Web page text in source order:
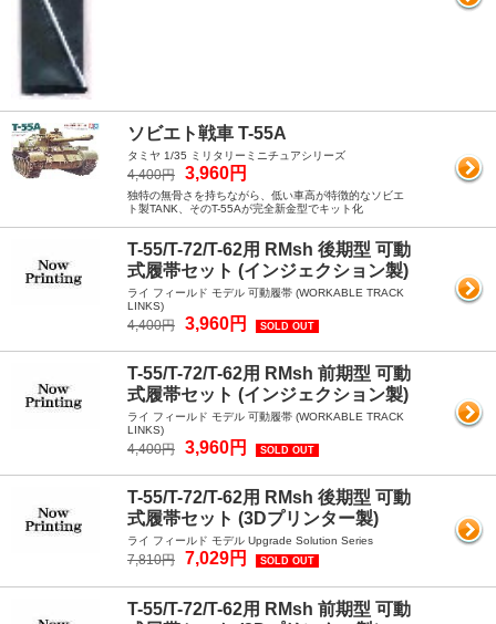
ソビエト戦車 T-55A
タミヤ 1/35 ミリタリーミニチュアシリーズ
4,400円 3,960円
独特の無骨さを持ちながら、低い車高が特徴的なソビエ
ト製TANK、そのT-55Aが完全新金型でキット化
T-55/T-72/T-62用 RMsh 後期型 可動
式履帯セット (インジェクション製)
ライ フィールド モデル 可動履帯 (WORKABLE TRACK
LINKS)
4,400円 3,960円 SOLD OUT
T-55/T-72/T-62用 RMsh 前期型 可動
式履帯セット (インジェクション製)
ライ フィールド モデル 可動履帯 (WORKABLE TRACK
LINKS)
4,400円 3,960円 SOLD OUT
T-55/T-72/T-62用 RMsh 後期型 可動
式履帯セット (3Dプリンター製)
ライ フィールド モデル Upgrade Solution Series
7,810円 7,029円 SOLD OUT
T-55/T-72/T-62用 RMsh 前期型 可動